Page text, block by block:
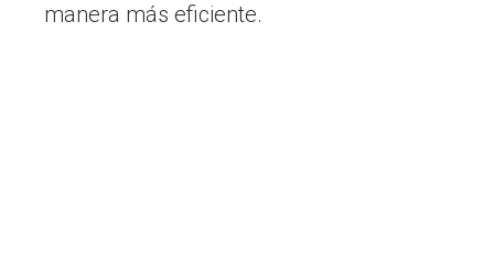
manera más eficiente.